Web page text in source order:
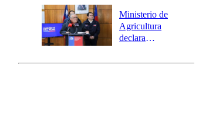
Preventiva en
tres comunas
Ministerio de
Agricultura
declara
agrícola para